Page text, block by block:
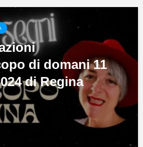
di domani 11
di Regina